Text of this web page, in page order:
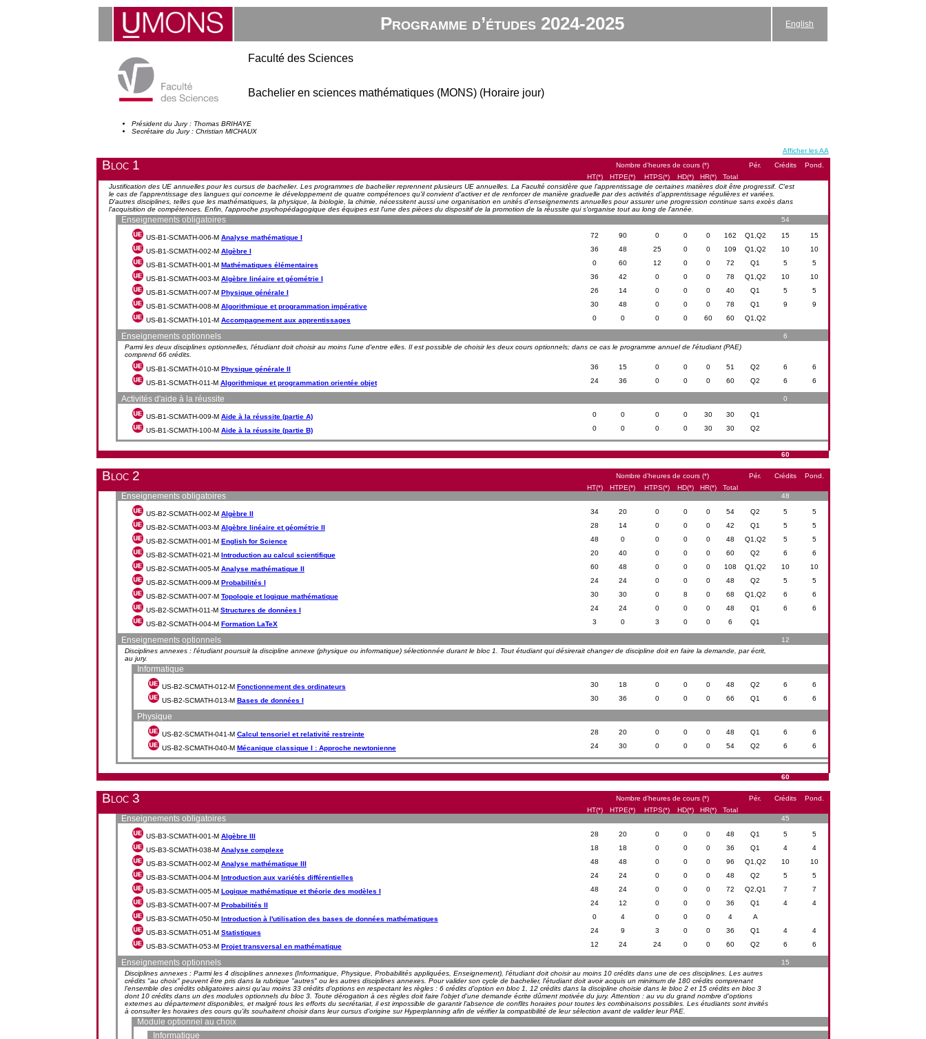
Programme d’études 2024-2025 English
Faculté des Sciences
Bachelier en sciences mathématiques (MONS) (Horaire jour)
Président du Jury : Thomas BRIHAYE
Secrétaire du Jury : Christian MICHAUX
Afficher les AA
Bloc 1 Nombre d’heures de cours (*) Pér. Crédits
Pond.
HT(*)
HTPE(*) HTPS(*) HD(*) HR(*)
Total
Justification des UE annuelles pour les cursus de bachelier. Les programmes de bachelier reprennent plusieurs UE annuelles. La Faculté considère que l'apprentissage de certaines matières doit être progressif. C'est
le cas de l'apprentissage des langues qui concerne le développement de quatre compétences qu'il convient d'activer et de renforcer de manière graduelle par des activités d'apprentissage régulières et variées.
D'autres disciplines, telles que les mathématiques, la physique, la biologie, la chimie, nécessitent aussi une organisation en unités d'enseignements annuelles pour assurer une progression continue sans excès dans
l'acquisition de compétences. Enfin, l'approche psychopédagogique des équipes est l'une des pièces du dispositif de la promotion de la réussite qui s'organise tout au long de l'année.
Enseignements obligatoires 54
US-B1-SCMATH-006-M Analyse mathématique I 72 90 0 0 0 162 Q1,Q2 15 15
US-B1-SCMATH-002-M Algèbre I 36 48 25 0 0 109 Q1,Q2 10 10
US-B1-SCMATH-001-M Mathématiques élémentaires 0 60 12 0 0 72 Q1 5 5
US-B1-SCMATH-003-M Algèbre linéaire et géométrie I 36 42 0 0 0 78 Q1,Q2 10 10
US-B1-SCMATH-007-M Physique générale I 26 14 0 0 0 40 Q1 5 5
US-B1-SCMATH-008-M Algorithmique et programmation impérative 30 48 0 0 0 78 Q1 9 9
US-B1-SCMATH-101-M Accompagnement aux apprentissages 0 0 0 0 60 60 Q1,Q2
Enseignements optionnels
6
Parmi les deux disciplines optionnelles, l'étudiant doit choisir au moins l'une d'entre elles. Il est possible de choisir les deux cours optionnels; dans ce cas le programme annuel de l'étudiant (PAE)
comprend 66 crédits.
US-B1-SCMATH-010-M Physique générale II 36 15 0 0 0 51 Q2 6 6
US-B1-SCMATH-011-M Algorithmique et programmation orientée objet 24 36 0 0 0 60 Q2 6 6
Activités d'aide à la réussite 0
US-B1-SCMATH-009-M Aide à la réussite (partie A) 0 0 0 0 30 30 Q1
US-B1-SCMATH-100-M Aide à la réussite (partie B) 0 0 0 0 30 30 Q2
60
Bloc 2 Nombre d’heures de cours (*) Pér. Crédits
Pond.
HT(*)
HTPE(*) HTPS(*) HD(*) HR(*) Total
Enseignements obligatoires 48
US-B2-SCMATH-002-M Algèbre II 34 20 0 0 0 54 Q2 5 5
US-B2-SCMATH-003-M Algèbre linéaire et géométrie II 28 14 0 0 0 42 Q1 5 5
US-B2-SCMATH-001-M English for Science 48 0 0 0 0 48 Q1,Q2 5 5
US-B2-SCMATH-021-M Introduction au calcul scientifique 20 40 0 0 0 60 Q2 6 6
US-B2-SCMATH-005-M Analyse mathématique II 60 48 0 0 0 108 Q1,Q2 10 10
US-B2-SCMATH-009-M Probabilités I 24 24 0 0 0 48 Q2 5 5
US-B2-SCMATH-007-M Topologie et logique mathématique 30 30 0 8 0 68 Q1,Q2 6 6
US-B2-SCMATH-011-M Structures de données I 24 24 0 0 0 48 Q1 6 6
US-B2-SCMATH-004-M Formation LaTeX 3 0 3 0 0 6 Q1
Enseignements optionnels
12
Disciplines annexes : l'étudiant poursuit la discipline annexe (physique ou informatique) sélectionnée durant le bloc 1. Tout étudiant qui désirerait changer de discipline doit en faire la demande, par écrit,
au jury.
Informatique
US-B2-SCMATH-012-M Fonctionnement des ordinateurs 30 18 0 0 0 48 Q2 6 6
US-B2-SCMATH-013-M Bases de données I 30 36 0 0 0 66 Q1 6 6
Physique
US-B2-SCMATH-041-M Calcul tensoriel et relativité restreinte 28 20 0 0 0 48 Q1 6 6
US-B2-SCMATH-040-M Mécanique classique I : Approche newtonienne 24 30 0 0 0 54 Q2 6 6
60
Bloc 3 Nombre d’heures de cours (*) Pér. Crédits
Pond.
HT(*)
HTPE(*) HTPS(*) HD(*) HR(*) Total
Enseignements obligatoires 45
US-B3-SCMATH-001-M Algèbre III 28 20 0 0 0 48 Q1 5 5
US-B3-SCMATH-038-M Analyse complexe 18 18 0 0 0 36 Q1 4 4
US-B3-SCMATH-002-M Analyse mathématique III 48 48 0 0 0 96 Q1,Q2 10 10
US-B3-SCMATH-004-M Introduction aux variétés différentielles 24 24 0 0 0 48 Q2 5 5
US-B3-SCMATH-005-M Logique mathématique et théorie des modèles I 48 24 0 0 0 72 Q2,Q1 7 7
US-B3-SCMATH-007-M Probabilités II 24 12 0 0 0 36 Q1 4 4
US-B3-SCMATH-050-M Introduction à l'utilisation des bases de données mathématiques 0 4 0 0 0 4 A
US-B3-SCMATH-051-M Statistiques 24 9 3 0 0 36 Q1 4 4
US-B3-SCMATH-053-M Projet transversal en mathématique 12 24 24 0 0 60 Q2 6 6
Enseignements optionnels
15
Disciplines annexes : Parmi les 4 disciplines annexes (Informatique, Physique, Probabilités appliquées, Enseignement), l'étudiant doit choisir au moins 10 crédits dans une de ces disciplines. Les autres
crédits "au choix" peuvent être pris dans la rubrique "autres" ou les autres disciplines annexes. Pour valider son cycle de bachelier, l'étudiant doit avoir acquis un minimum de 180 crédits comprenant
l'ensemble des crédits obligatoires ainsi qu'au moins 33 crédits d'options en respectant les règles : 6 crédits d'option en bloc 1, 12 crédits dans la discipline choisie dans le bloc 2 et 15 crédits en bloc 3
dont 10 crédits dans un des modules optionnels du bloc 3. Toute dérogation à ces règles doit faire l'objet d'une demande écrite dûment motivée du jury. Attention : au vu du grand nombre d'options
externes au département disponibles, et malgré tous les efforts du secrétariat, il est impossible de garantir l'absence de conflits horaires pour toutes les combinaisons possibles. Les étudiants sont invités
à consulter les horaires des cours qu'ils souhaitent choisir dans leur cursus d'origine sur Hyperplanning afin de vérifier la compatibilité de leur sélection avant de valider leur PAE.
Module optionnel au choix
Informatique